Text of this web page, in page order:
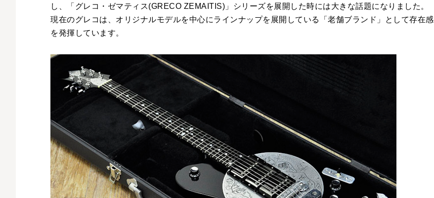
し、「グレコ・ゼマティス(GRECO ZEMAITIS)」シリーズを展開した時には大きな話題になりました。
現在のグレコは、オリジナルモデルを中心にラインナップを展開している「老舗ブランド」として存在感
を発揮しています。